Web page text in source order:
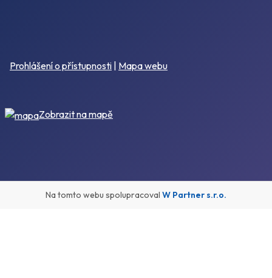
Prohlášení o přístupnosti Mapa webu
Zobrazit na mapě
Na tomto webu spolupracoval W Partner s.r.o.